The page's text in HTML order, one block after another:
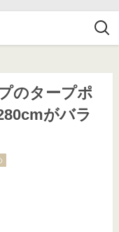
のタープポ
がバラ